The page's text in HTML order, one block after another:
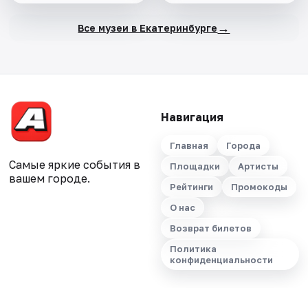
Все музеи в Екатеринбурге →
Самые яркие события в
вашем городе.
Навигация
Главная
Города
Площадки
Артисты
Рейтинги
Промокоды
О нас
Возврат билетов
Политика
конфиденциальности